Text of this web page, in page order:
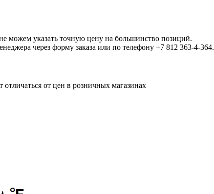
можем указать точную цену на большинство позиций.
через форму заказа или по телефону +7 812 363-4-364.
отличаться от цен в розничных магазинах